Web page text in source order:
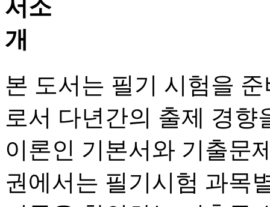
본 도서는 필기 시험을
로서 다년간의 출제 경향
이론인 기본서와 기출문
권에서는 필기시험 과목